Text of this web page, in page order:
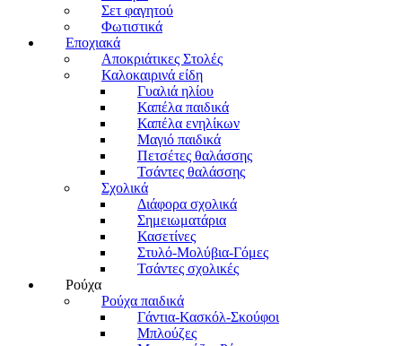
Σετ φαγητού
Φωτιστικά
Εποχιακά
Αποκριάτικες Στολές
Καλοκαιρινά είδη
Γυαλιά ηλίου
Καπέλα παιδικά
Καπέλα ενηλίκων
Μαγιό παιδικά
Πετσέτες θαλάσσης
Τσάντες θαλάσσης
Σχολικά
Διάφορα σχολικά
Σημειωματάρια
Κασετίνες
Στυλό-Μολύβια-Γόμες
Τσάντες σχολικές
Ρούχα
Ρούχα παιδικά
Γάντια-Κασκόλ-Σκούφοι
Μπλούζες